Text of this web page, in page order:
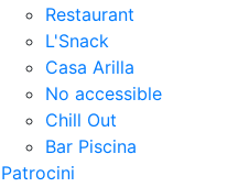
Restaurant
L'Snack
Casa Arilla
No accessible
Chill Out
Bar Piscina
Patrocini